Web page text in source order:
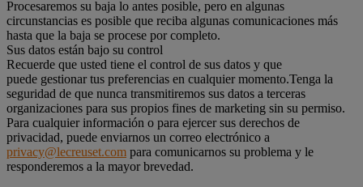
Procesaremos su baja lo antes posible, pero en algunas
circunstancias es posible que reciba algunas comunicaciones más
hasta que la baja se procese por completo.
Sus datos están bajo su control
Recuerde que usted tiene el control de sus datos y que
puede gestionar tus preferencias en cualquier momento.Tenga la
seguridad de que nunca transmitiremos sus datos a terceras
organizaciones para sus propios fines de marketing sin su permiso.
Para cualquier información o para ejercer sus derechos de
privacidad, puede enviarnos un correo electrónico a
privacy@lecreuset.com para comunicarnos su problema y le
responderemos a la mayor brevedad.